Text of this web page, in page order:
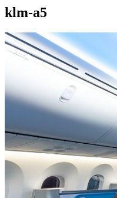
klm-a5